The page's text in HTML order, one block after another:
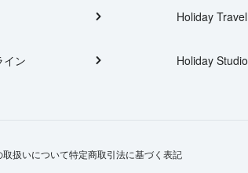
イン
Holiday Travel
Holiday Studio
扱いについて特定商取引法に基づく表記